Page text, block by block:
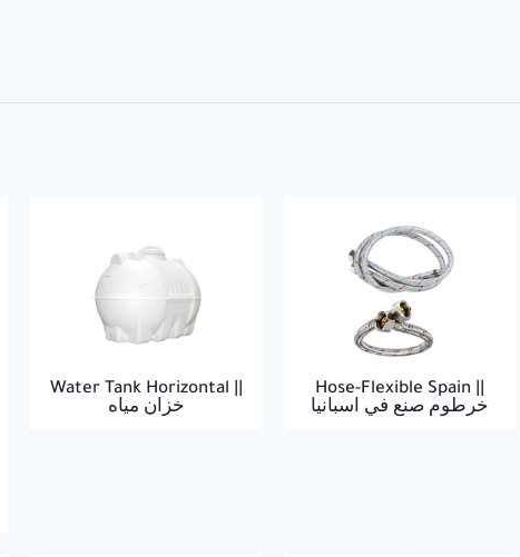
Water Tank Horizontal ||
خزان مياه
Hose-Flexible Spain ||
خرطوم صنع في اسبانيا